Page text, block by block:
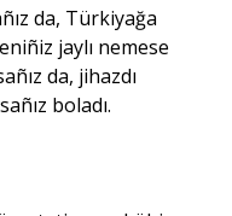
da, Türkiyağa
jaylı nemese
da, jihazdı
boladı.